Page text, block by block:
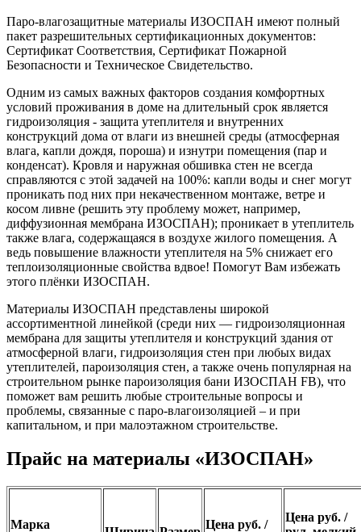
Паро-влагозащитные материалы ИЗОСПАН имеют полный
пакет разрешительных сертификационных документов:
Сертификат Соответствия, Сертификат Пожарной
Безопасности и Техническое Свидетельство.
Одним из самых важных факторов создания комфортных
условий проживания в доме на длительный срок является
гидроизоляция - защита утеплителя и внутренних
конструкций дома от влаги из внешней среды (атмосферная
влага, капли дождя, пороша) и изнутри помещения (пар и
конденсат). Кровля и наружная обшивка стен не всегда
справляются с этой задачей на 100%: капли воды и снег могут
проникать под них при некачественном монтаже, ветре и
косом ливне (решить эту проблему может, например,
диффузионная мембрана ИЗОСПАН); проникает в утеплитель
также влага, содержащаяся в воздухе жилого помещения. А
ведь повышение влажности утеплителя на 5% снижает его
теплоизоляционные свойства вдвое! Помогут Вам избежать
этого плёнки ИЗОСПАН.
Материалы ИЗОСПАН представлены широкой
ассортиментной линейкой (среди них — гидроизоляционная
мембрана для защиты утеплителя и конструкций здания от
атмосферной влаги, гидроизоляция стен при любых видах
утеплителей, пароизоляция стен, а также очень популярная на
строительном рынке пароизоляция бани ИЗОСПАН FB), что
поможет вам решить любые строительные вопросы и
проблемы, связанные с паро-влагоизоляцией – и при
капитальном, и при малоэтажном строительстве.
Прайс на материалы «ИЗОСПАН»
Марка Цена руб. /
Цена руб. /